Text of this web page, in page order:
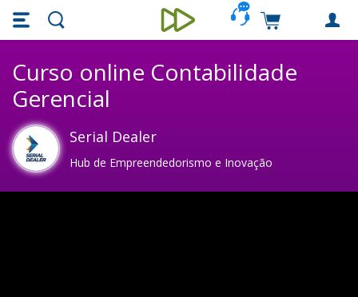
Skip main navigation
Skip to main content
Unieducar
Carrinho de
Curso online Contabilidade
Gerencial
Serial Dealer
Hub de Empreendedorismo e Inovação